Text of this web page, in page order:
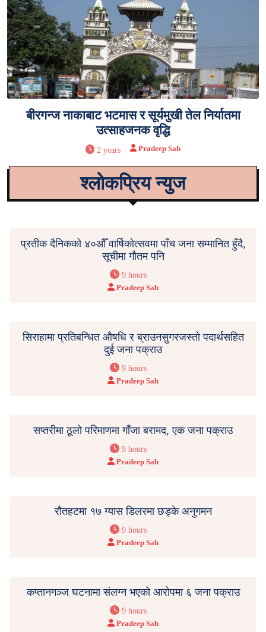
बीरगन्ज नाकाबाट भटमास र सूर्यमुखी तेल निर्यातमा
उत्साहजनक वृद्धि
2 years Pradeep Sah
श्लोकप्रिय न्युज
प्रतीक दैनिकको ४०औँ वार्षिकोत्सवमा पाँच जना सम्मानित हुँदै,
सूचीमा गौतम पनि
9 hours
Pradeep Sah
सिराहामा प्रतिबन्धित औषधि र ब्राउनसुगरजस्तो पदार्थसहित
दुई जना पक्राउ
9 hours
Pradeep Sah
सप्तरीमा ठूलो परिमाणमा गाँजा बरामद, एक जना पक्राउ
9 hours
Pradeep Sah
रौतहटमा १७ ग्यास डिलरमा छड्के अनुगमन
9 hours
Pradeep Sah
कप्तानगञ्ज घटनामा संलग्न भएको आरोपमा ६ जना पक्राउ
9 hours
Pradeep Sah